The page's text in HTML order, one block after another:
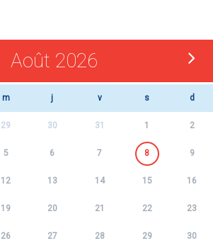
Août 2026
m j v s d
29 30 31 1 2
5 6 7 8 9
12 13 14 15 16
19 20 21 22 23
26 27 28 29 30